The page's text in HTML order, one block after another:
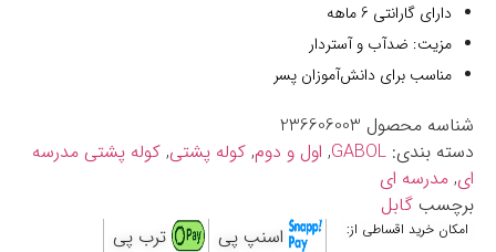
دارای گارانتی 6 ماهه
مزیت: ضدآب و آستردار
مناسب برای دانش‌آموزان پسر
شناسه محصول 236606003
دسته بندی: GABOL
, اول و دوم, کوله پشتی, کوله پشتی مدرسه
ای, مدرسه ای
برچسب گابل
امکان خرید اقساطی از: اسنپ پی
ترب پی